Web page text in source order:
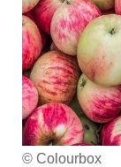
© Colourbox